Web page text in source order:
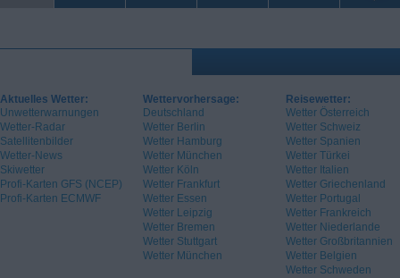
Aktuelles Wetter:
Unwetterwarnungen
Wetter-Radar
Satellitenbilder
Wetter-News
Skiwetter
Profi-Karten GFS (NCEP)
Profi-Karten ECMWF
Wettervorhersage:
Deutschland
Wetter Berlin
Wetter Hamburg
Wetter München
Wetter Köln
Wetter Frankfurt
Wetter Essen
Wetter Leipzig
Wetter Bremen
Wetter Stuttgart
Wetter München
Reisewetter:
Wetter Österreich
Wetter Schweiz
Wetter Spanien
Wetter Türkei
Wetter Italien
Wetter Griechenland
Wetter Portugal
Wetter Frankreich
Wetter Niederlande
Wetter Großbritannien
Wetter Belgien
Wetter Schweden